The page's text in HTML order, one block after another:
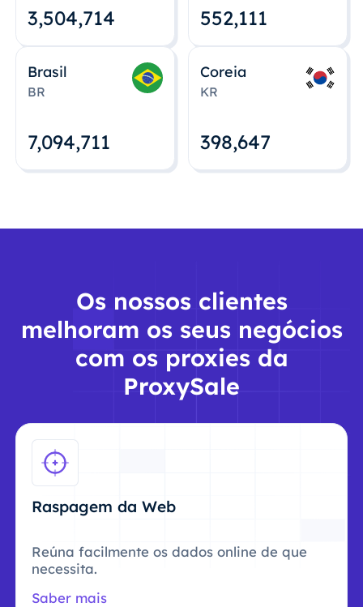
3,504,715 552,112
Brasil
BR
7,094,712
Coreia
KR
398,648
Os nossos clientes
melhoram os seus negócios
com os proxies da
ProxySale
Raspagem da Web
Reúna facilmente os dados online de que
necessita.
Saber mais